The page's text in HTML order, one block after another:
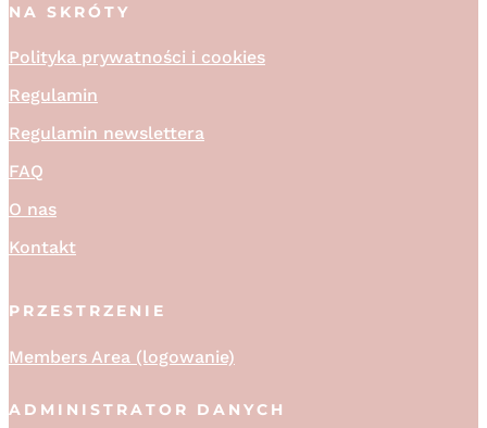
NA SKRÓTY
Polityka prywatności i cookies
Regulamin
Regulamin newslettera
FAQ
O nas
Kontakt
PRZESTRZENIE
Members Area (logowanie)
ADMINISTRATOR DANYCH